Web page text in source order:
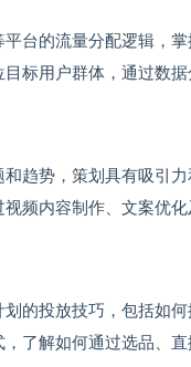
平台的流量分配逻辑，
目标用户群体，通过数
和趋势，策划具有吸引
视频内容制作、文案优
划的投放技巧，包括如
，了解如何通过选品、